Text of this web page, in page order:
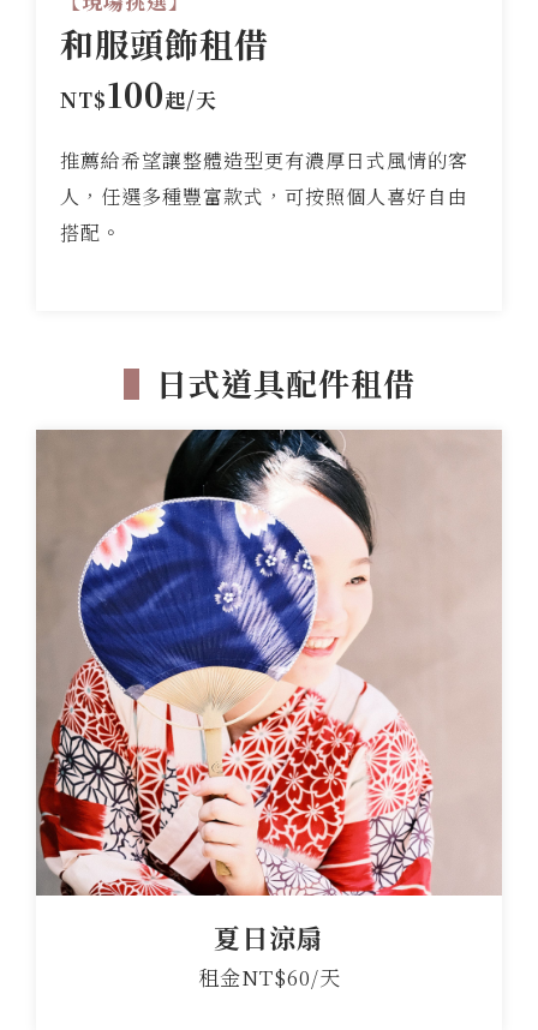
和服頭飾租借
NT$100起/天
推薦給希望讓整體造型更有濃厚日式風情的客
人，任選多種豐富款式，可按照個人喜好自由
搭配。
▌ 日式道具配件租借
夏日涼扇
租金NT$60/天